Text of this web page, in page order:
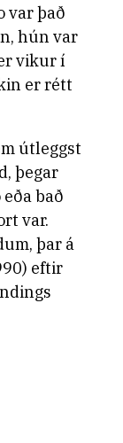
var það
hún var
vikur í
er rétt
útleggst
þegar
bað
var.
þar á
eftir